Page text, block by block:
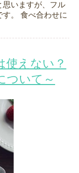
思いますが、フル
。 食べ合わせに
使えない？
ついて～